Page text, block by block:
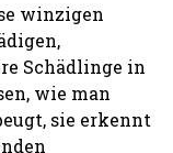
winzigen
Schädlinge in
wie man
sie erkennt